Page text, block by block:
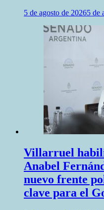
5 de agosto de 20265 de
Villarruel
Anabel
nuevo frente
clave para el